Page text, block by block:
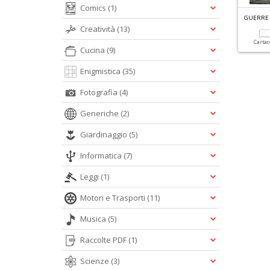
Comics (1)
Creatività (13)
Cucina (9)
Enigmistica (35)
Fotografia (4)
Generiche (2)
Giardinaggio (5)
Informatica (7)
Leggi (1)
Motori e Trasporti (11)
Musica (5)
Raccolte PDF (1)
Scienze (3)